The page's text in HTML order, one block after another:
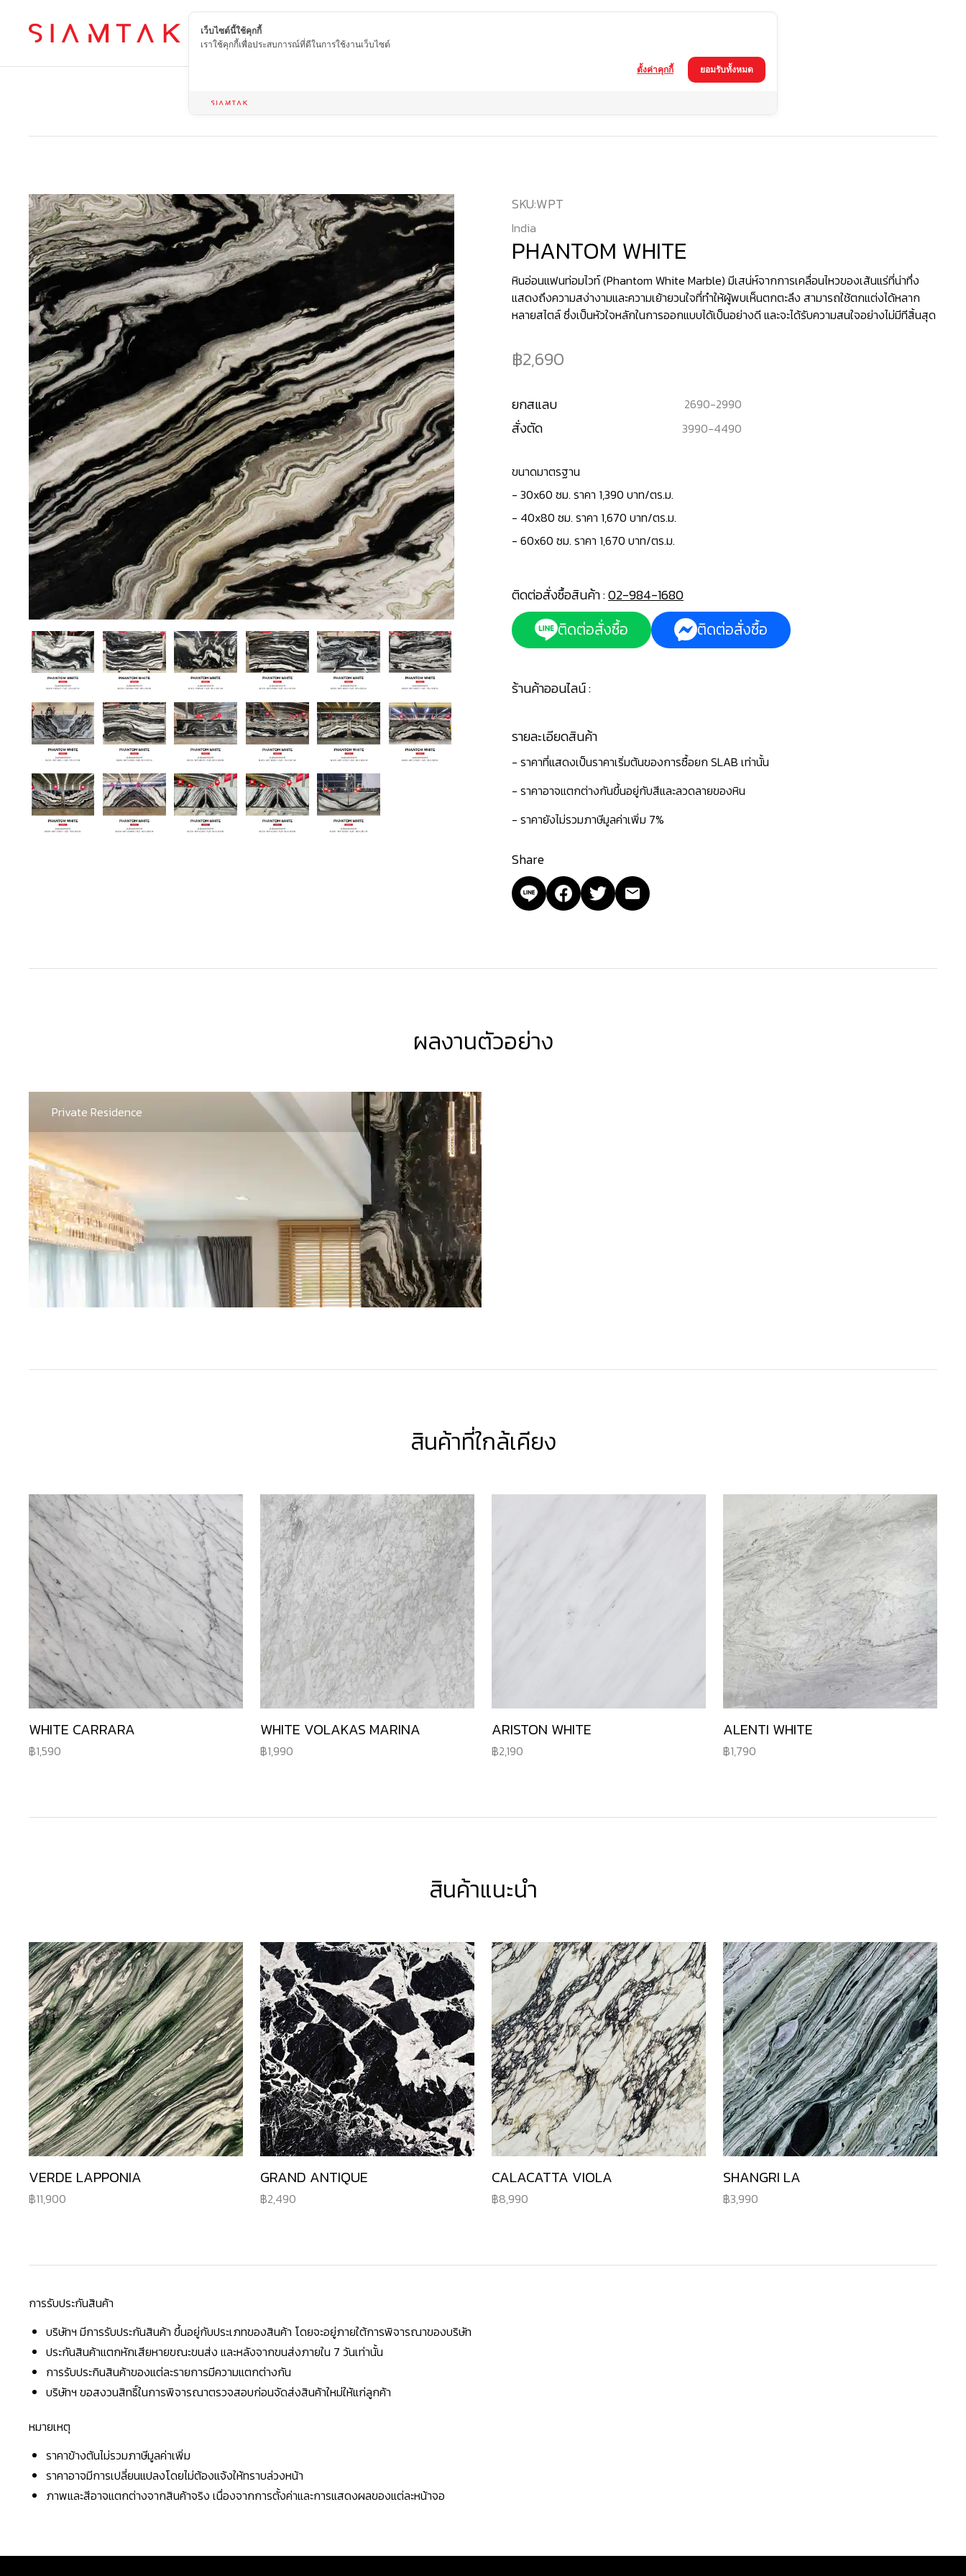
TH
SKU:WPT
India
PHANTOM WHITE
หินอ่อนแฟนท่อมไวท์ (Phantom White Marble) มีเสน่ห์จากการเคลื่อนไหวของเส้นแร่ที่น่าทึ่ง
แสดงถึงความสง่างามและความเย้ายวนใจที่ทำให้ผู้พบเห็นตกตะลึง สามารถใช้ตกแต่งได้หลาก
2,690
ยกสแลบ 2690-2990
สั่งตัด 3990-4490
ขนาดมาตรฐาน
- 30x60 ซม. ราคา 1,390 บาท/ตร.ม.
- 40x80 ซม. ราคา 1,670 บาท/ตร.ม.
- 60x60 ซม. ราคา 1,670 บาท/ตร.ม.
ติดต่อสั่งซื้อสินค้า :02-984-1680
ติดต่อสั่งซื้อ ติดต่อสั่งซื้อ
ร้านค้าออนไลน์ :
รายละเอียดสินค้า
- ราคาที่แสดงเป็นราคาเริ่มต้นของการซื้อยก SLAB เท่านั้น
- ราคาอาจแตกต่างกันขึ้นอยู่กับสีและลวดลายของหิน
- ราคายังไม่รวมภาษีมูลค่าเพิ่ม 7%
Share
ผลงานตัวอย่าง
Private Residence
สินค้าที่ใกล้เคียง
WHITE CARRARA
1,590
WHITE VOLAKAS MARINA
1,990
ARISTON WHITE
2,190
ALENTI WHITE
1,790
สินค้าแนะนำ
VERDE LAPPONIA
11,900
GRAND ANTIQUE
2,490
CALACATTA VIOLA
8,990
SHANGRI LA
3,990
การรับประกันสินค้า
บริษัทฯ มีการรับประกันสินค้า ขึ้นอยู่กับประเภทของสินค้า โดยจะอยู่ภายใต้การพิจารณาของบริษัท
ประกันสินค้าแตกหักเสียหายขณะขนส่ง และหลังจากขนส่งภายใน 7 วันเท่านั้น
การรับประกินสินค้าของแต่ละรายการมีความแตกต่างกัน
บริษัทฯ ขอสงวนสิทธิ์ในการพิจารณาตรวจสอบก่อนจัดส่งสินค้าใหม่ให้แก่ลูกค้า
หมายเหตุ
ราคาข้างต้นไม่รวมภาษีมูลค่าเพิ่ม
ราคาอาจมีการเปลี่ยนแปลงโดยไม่ต้องแจ้งให้ทราบล่วงหน้า
ภาพและสีอาจแตกต่างจากสินค้าจริง เนื่องจากการตั้งค่าและการแสดงผลของแต่ละหน้าจอ
เว็บไซต์นี้ใช้คุกกี้
เราใช้คุกกี้เพื่อประสบการณ์ที่ดีในการใช้งานเว็บไซต์
ยอมรับทั้งหมด
ตั้งค่าคุกกี้